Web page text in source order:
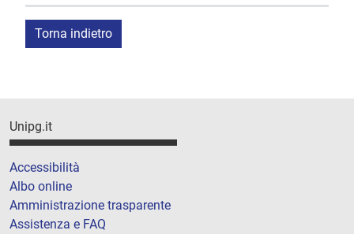
Torna indietro
Unipg.it
Accessibilità
Albo online
Amministrazione trasparente
Assistenza e FAQ